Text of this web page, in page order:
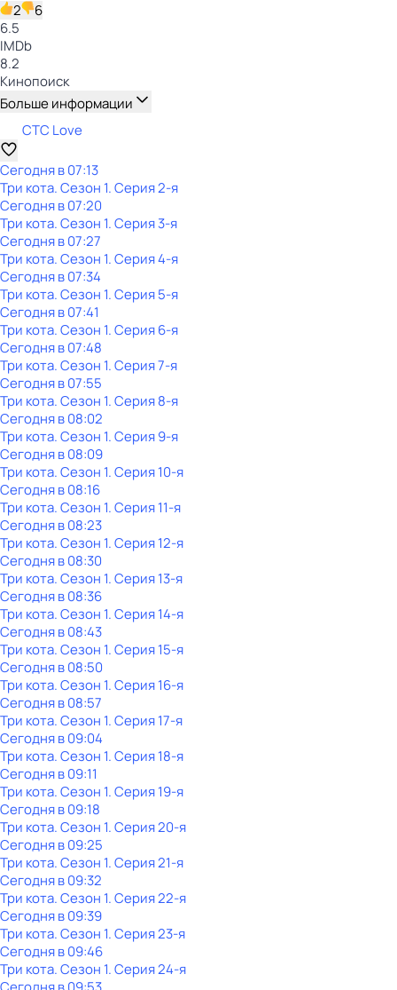
2
6
6.5
IMDb
8.2
Кинопоиск
Больше информации
СТС Love
Сегодня в 07:13
Три кота. Сезон 1. Серия 2-я
Сегодня в 07:20
Три кота. Сезон 1. Серия 3-я
Сегодня в 07:27
Три кота. Сезон 1. Серия 4-я
Сегодня в 07:34
Три кота. Сезон 1. Серия 5-я
Сегодня в 07:41
Три кота. Сезон 1. Серия 6-я
Сегодня в 07:48
Три кота. Сезон 1. Серия 7-я
Сегодня в 07:55
Три кота. Сезон 1. Серия 8-я
Сегодня в 08:02
Три кота. Сезон 1. Серия 9-я
Сегодня в 08:09
Три кота. Сезон 1. Серия 10-я
Сегодня в 08:16
Три кота. Сезон 1. Серия 11-я
Сегодня в 08:23
Три кота. Сезон 1. Серия 12-я
Сегодня в 08:30
Три кота. Сезон 1. Серия 13-я
Сегодня в 08:36
Три кота. Сезон 1. Серия 14-я
Сегодня в 08:43
Три кота. Сезон 1. Серия 15-я
Сегодня в 08:50
Три кота. Сезон 1. Серия 16-я
Сегодня в 08:57
Три кота. Сезон 1. Серия 17-я
Сегодня в 09:04
Три кота. Сезон 1. Серия 18-я
Сегодня в 09:11
Три кота. Сезон 1. Серия 19-я
Сегодня в 09:18
Три кота. Сезон 1. Серия 20-я
Сегодня в 09:25
Три кота. Сезон 1. Серия 21-я
Сегодня в 09:32
Три кота. Сезон 1. Серия 22-я
Сегодня в 09:39
Три кота. Сезон 1. Серия 23-я
Сегодня в 09:46
Три кота. Сезон 1. Серия 24-я